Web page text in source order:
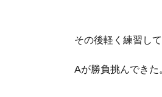
その後軽く練習し
Aが勝負挑んできた